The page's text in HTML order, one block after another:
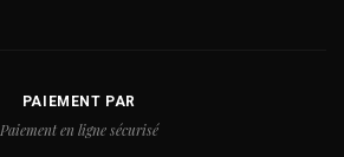
PAIEMENT PAR
Paiement en ligne sécurisé